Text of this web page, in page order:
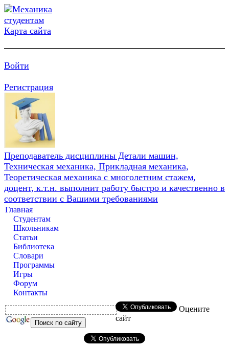
Карта сайта
Войти
Регистрация
Преподаватель дисциплины Детали машин,
Техническая механика, Прикладная механика,
Теоретическая механика с многолетним стажем,
доцент, к.т.н. выполнит работу быстро и качественно в
соответствии с Вашими требованиями
Главная
Студентам
Школьникам
Статьи
Библиотека
Словари
Программы
Игры
Форум
Контакты
Оцените
сайт